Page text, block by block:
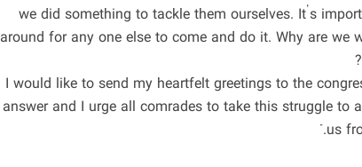
we did something to tackle them ourselves. It’s
around for any one else to come and do it. Why are
“I would like to send my heartfelt greetings to the
answer and I urge all comrades to take this struggle to
us